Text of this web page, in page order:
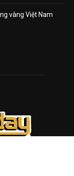
vàng Việt Nam